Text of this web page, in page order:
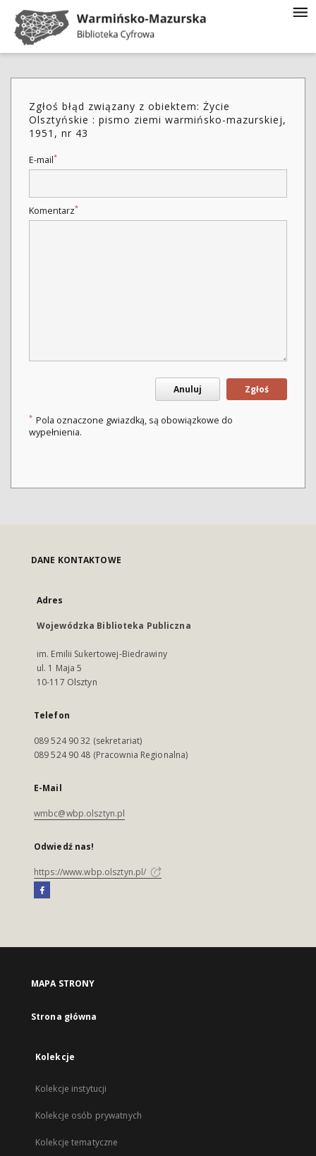
Zgłoś błąd związany z obiektem: Życie
Olsztyńskie : pismo ziemi warmińsko-mazurskiej,
1951, nr 43
E-mail*
Komentarz*
Anuluj Zgłoś
* Pola oznaczone gwiazdką, są obowiązkowe do
wypełnienia.
DANE KONTAKTOWE
Adres
Wojewódzka Biblioteka Publiczna
im. Emilii Sukertowej-Biedrawiny
ul. 1 Maja 5
10-117 Olsztyn
Telefon
089 524 90 32 (sekretariat)
089 524 90 48 (Pracownia Regionalna)
E-Mail
wmbc@wbp.olsztyn.pl
Odwiedź nas!
https://www.wbp.olsztyn.pl/
MAPA STRONY
Strona główna
Kolekcje
Kolekcje instytucji
Kolekcje osób prywatnych
Kolekcje tematyczne